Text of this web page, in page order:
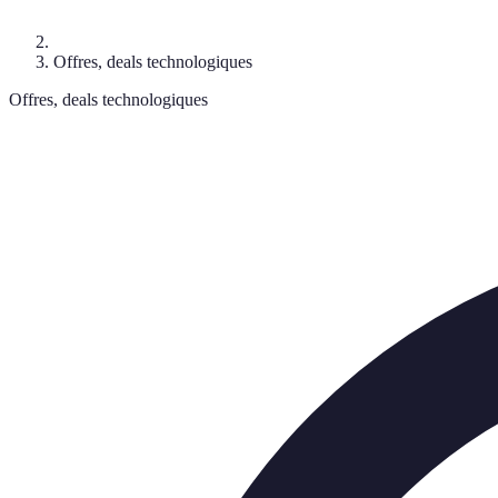
Offres, deals technologiques
Offres, deals technologiques